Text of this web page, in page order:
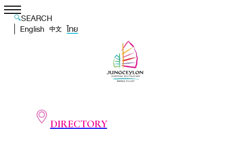
SEARCH
English
中文 ไทย
DIRECTORY